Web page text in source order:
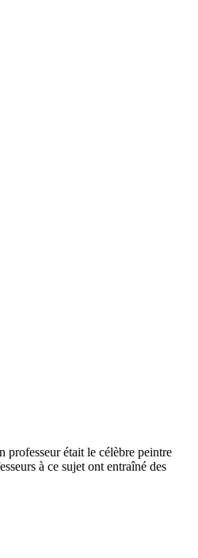
professeur était le célèbre peintre
à ce sujet ont entraîné des